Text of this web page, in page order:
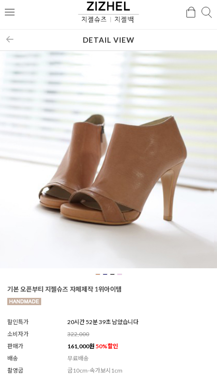
메
검
DETAIL VIEW
기본 오픈부티 지젤슈즈 자체제작 1위아이템
할인특가
20시간 52분 37초 남았습니다
소비자가
322,000
판매가
161,000원 50%할인
배송
무료배송
촬영굽
굽10cm-속가보시1cm